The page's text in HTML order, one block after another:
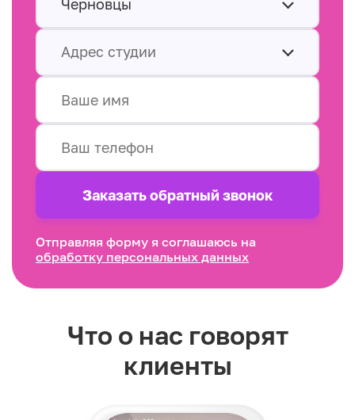
Черновцы
Адрес студии
Заказать обратный звонок
Отправляя форму я соглашаюсь на
обработку персональных данных
Что о нас говорят
клиенты